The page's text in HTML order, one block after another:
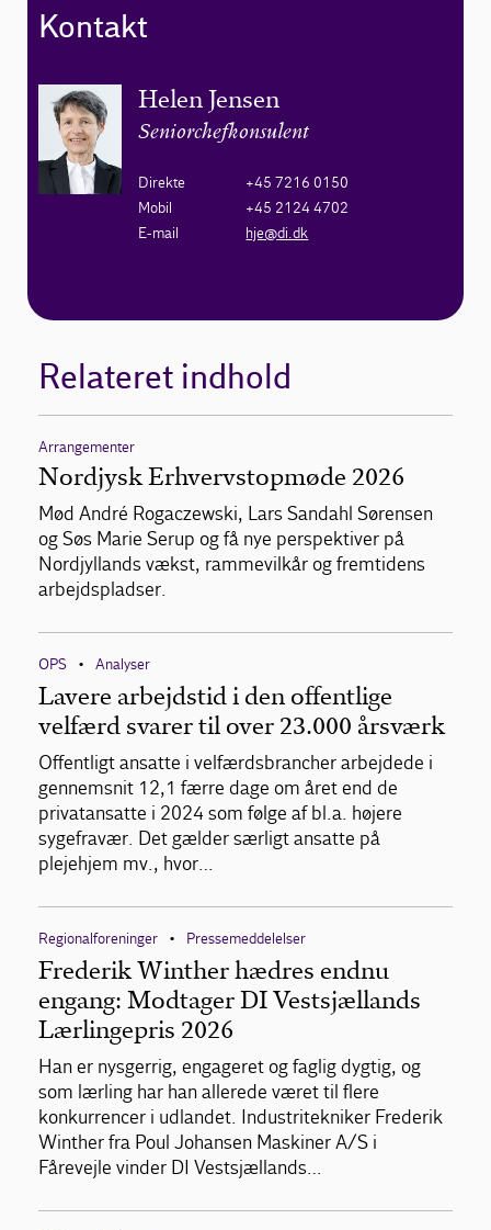
Kontakt
Helen Jensen
Seniorchefkonsulent
Direkte
+45 7216 0150
Mobil
+45 2124 4702
E-mail
hje@di.dk
Relateret indhold
Arrangementer
Nordjysk Erhvervstopmøde 2026
Mød André Rogaczewski, Lars Sandahl Sørensen
og Søs Marie Serup og få nye perspektiver på
Nordjyllands vækst, rammevilkår og fremtidens
arbejdspladser.
OPS • Analyser
Lavere arbejdstid i den offentlige
velfærd svarer til over 23.000 årsværk
Offentligt ansatte i velfærdsbrancher arbejdede i
gennemsnit 12,1 færre dage om året end de
privatansatte i 2024 som følge af bl.a. højere
sygefravær. Det gælder særligt ansatte på
plejehjem mv., hvor…
Regionalforeninger • Pressemeddelelser
Frederik Winther hædres endnu
engang: Modtager DI Vestsjællands
Lærlingepris 2026
Han er nysgerrig, engageret og faglig dygtig, og
som lærling har han allerede været til flere
konkurrencer i udlandet. Industritekniker Frederik
Winther fra Poul Johansen Maskiner A/S i
Fårevejle vinder DI Vestsjællands…